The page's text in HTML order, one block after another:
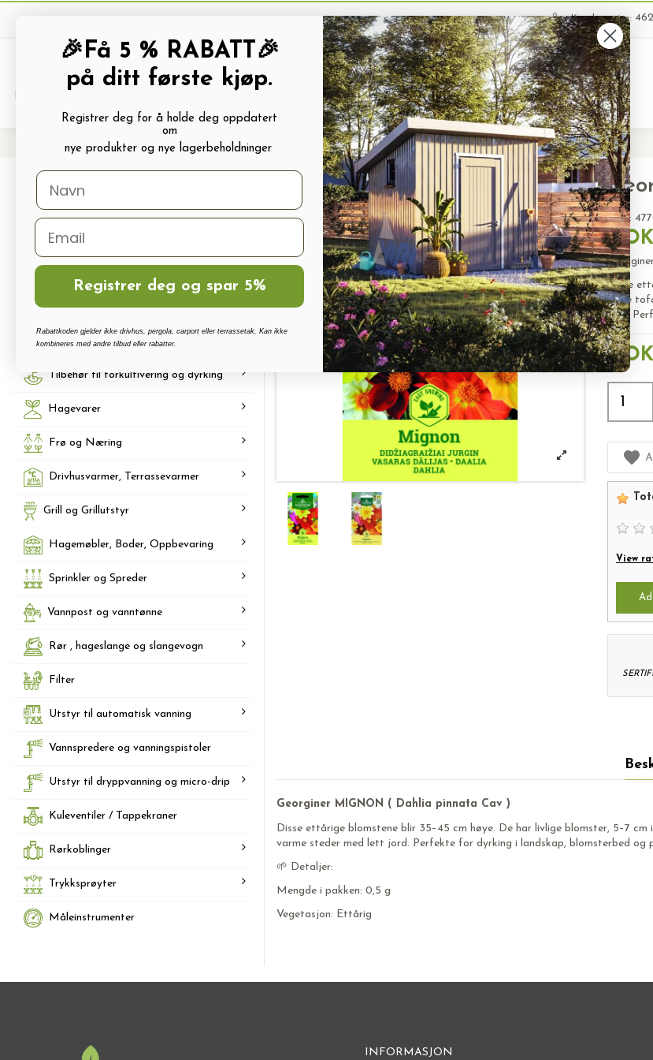
Kundeservice:
PRODUKTKATALOG ALLE TILBUDSVARER BRUKTE VARER PRODUKTUTLEIE
Blomsterfrø Georginerfrø Georginer MIGNON
SKU:
Disse
både
jord.
View
Georginer MIGNON ( Dahlia pinnata Cav )
Disse ettårige blomstene blir 35–45 cm høye. De har livlige blomster, 5–7
varme steder med lett jord. Perfekte for dyrking i landskap, blomsterbed og
🌱 Detaljer:
Mengde i pakken: 0,5 g
Vegetasjon: Ettårig
Drivhus
Polykarbonat, Glass Og Tilbehør
Terrassetak, Pergola, Hagestuer,
Carport
Drivhus vanningssett
Tilbehør til forkultivering og dyrking
Hagevarer
Frø og Næring
Drivhusvarmer, Terrassevarmer
Grill og Grillutstyr
Hagemøbler, Boder, Oppbevaring
Sprinkler og Spreder
Vannpost og vanntønne
Rør , hageslange og slangevogn
Filter
Utstyr til automatisk vanning
Vannspredere og vanningspistoler
Utstyr til dryppvanning og micro-drip
Kuleventiler / Tappekraner
Rørkoblinger
Trykksprøyter
Måleinstrumenter
INFORMASJON
🎉Få 5 % RABATT🎉
på ditt første kjøp.
Registrer deg for å holde deg oppdatert
om
nye produkter og nye lagerbeholdninger
Registrer deg og spar 5%
Rabattkoden gjelder ikke drivhus, pergola, carport eller terrassetak. Kan ikke
kombineres med andre tilbud eller rabatter.